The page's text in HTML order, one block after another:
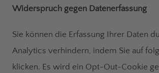
Widerspruch gegen Datenerfassung
Sie können die Erfassung Ihrer Daten
Analytics verhindern, indem Sie auf
klicken. Es wird ein Opt-Out-Cookie